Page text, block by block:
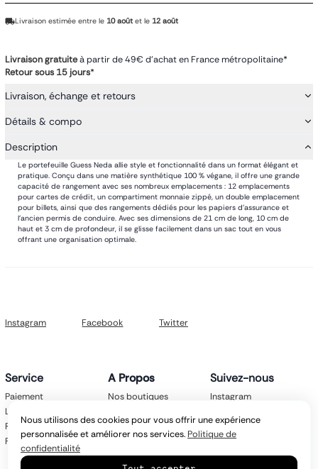
Livraison estimée entre le 10 août et le 12 août
Livraison gratuiteà partir de 49€ d'achat en France métropolitaine*
Retour sous 15 jours*
Livraison, échange et retours
Détails & compo
Description
Le portefeuille Guess Neda allie style et fonctionnalité dans un format élégant et
pratique. Conçu dans une matière synthétique 100 % végane, il offre une grande
capacité de rangement avec ses nombreux emplacements : 12 emplacements
pour cartes de crédit, un compartiment monnaie zippé, un double emplacement
pour billets, ainsi que des rangements dédiés pour les papiers d’assurance et
l’ancien permis de conduire. Avec ses dimensions de 21 cm de long, 10 cm de
haut et 3 cm de profondeur, il se glisse facilement dans un sac tout en vous
offrant une organisation optimale.
Instagram Facebook Twitter
Service
Paiement
Livraison
Retours
FAQ
A Propos
Nos boutiques
Mentions légales
CGV
Politique de
Suivez-nous
Instagram
Twitter
Nous utilisons des cookies pour vous offrir une expérience
personnalisée et améliorer nos services. Politique de
confidentialité